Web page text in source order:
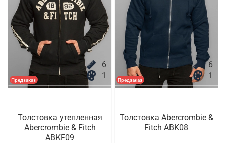
Предзаказ
6
1
Толстовка утепленная
Abercrombie & Fitch
ABKF09
Предзаказ
6
1
Толстовка Abercrombie &
Fitch ABK08